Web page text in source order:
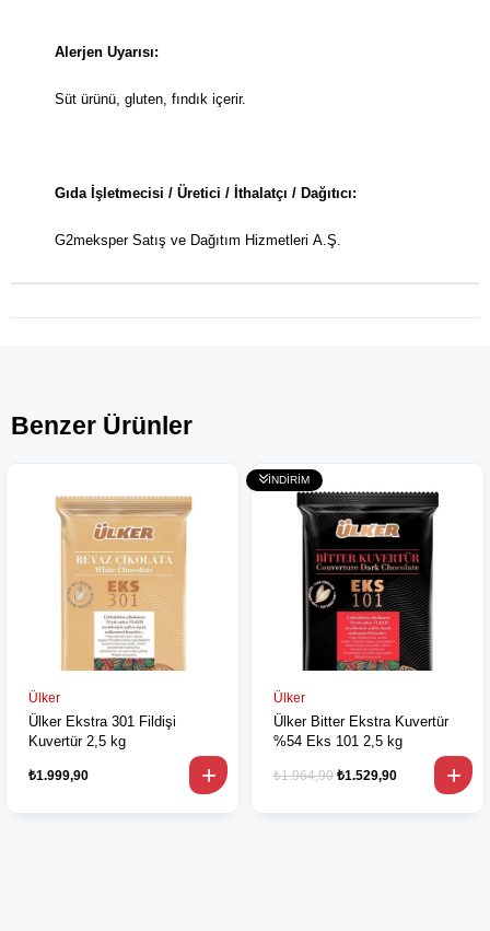
Alerjen Uyarısı:
Süt ürünü, gluten, fındık içerir.
Gıda İşletmecisi / Üretici / İthalatçı / Dağıtıcı:
G2meksper Satış ve Dağıtım Hizmetleri A.Ş.
Benzer Ürünler
Ülker
Ülker Ekstra 301 Fildişi
Kuvertür 2,5 kg
₺1.999,90
Ülker
Ülker Bitter Ekstra Kuvertür
%54 Eks 101 2,5 kg
₺1.529,90
₺1.964,90